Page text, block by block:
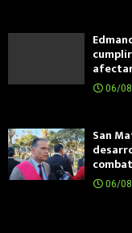
06/
San
06/